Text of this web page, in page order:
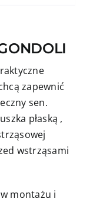
zapewnić
sen.
płaską ,
wstrząsami
montażu i